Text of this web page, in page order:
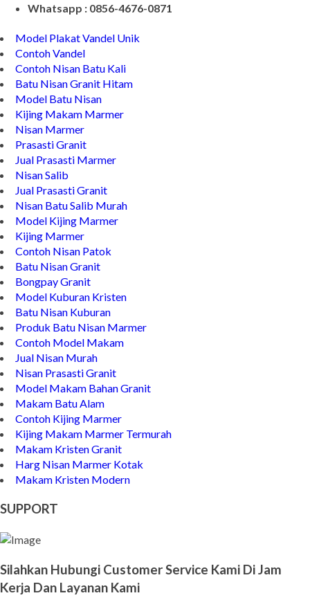
Whatsapp : 0856-4676-0871
Model Plakat Vandel Unik
Contoh Vandel
Contoh Nisan Batu Kali
Batu Nisan Granit Hitam
Model Batu Nisan
Kijing Makam Marmer
Nisan Marmer
Prasasti Granit
Jual Prasasti Marmer
Nisan Salib
Jual Prasasti Granit
Nisan Batu Salib Murah
Model Kijing Marmer
Kijing Marmer
Contoh Nisan Patok
Batu Nisan Granit
Bongpay Granit
Model Kuburan Kristen
Batu Nisan Kuburan
Produk Batu Nisan Marmer
Contoh Model Makam
Jual Nisan Murah
Nisan Prasasti Granit
Model Makam Bahan Granit
Makam Batu Alam
Contoh Kijing Marmer
Kijing Makam Marmer Termurah
Makam Kristen Granit
Harg Nisan Marmer Kotak
Makam Kristen Modern
SUPPORT
Silahkan Hubungi Customer Service Kami Di Jam
Kerja Dan Layanan Kami